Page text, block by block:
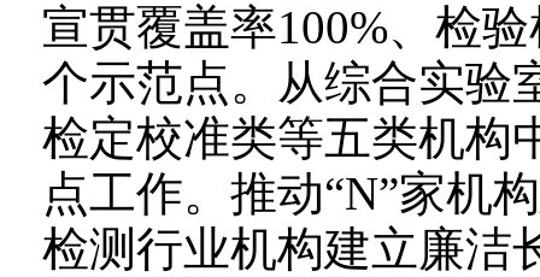
宣贯覆盖率100%、检
个示范点。从综合实验
检定校准类等五类机构
点工作。推动“N”家机
检测行业机构建立廉洁